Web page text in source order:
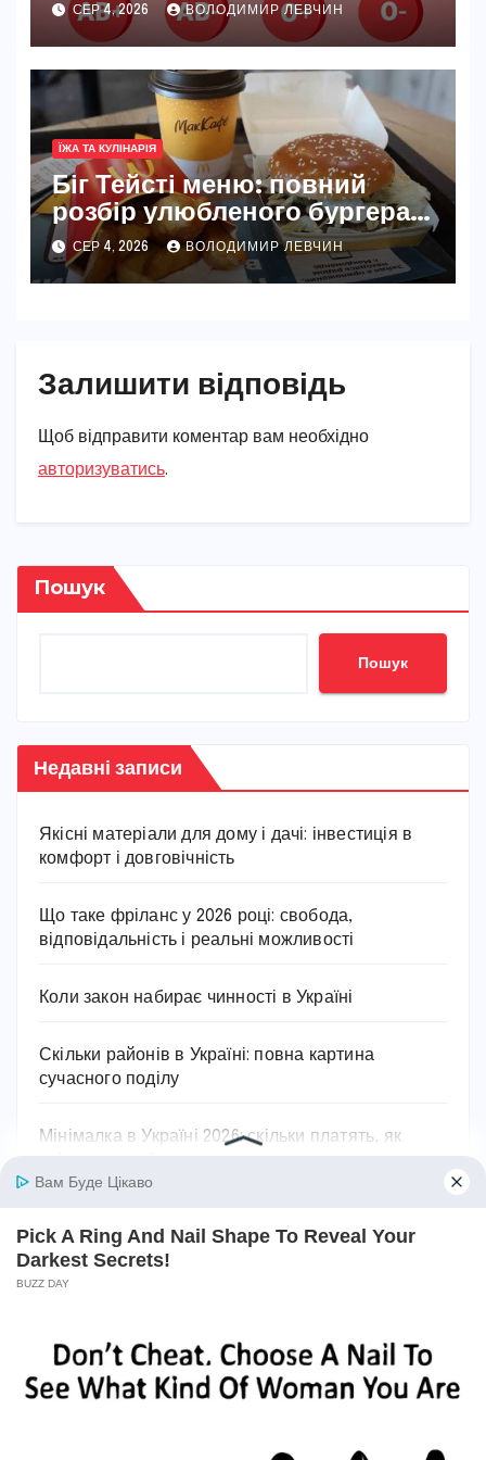
СЕР 4, 2026 ВОЛОДИМИР ЛЕВЧИН
ЇЖА ТА КУЛІНАРІЯ
Біг Тейсті меню: повний
розбір улюбленого бургера
McDonald’s
СЕР 4, 2026 ВОЛОДИМИР ЛЕВЧИН
Залишити відповідь
Щоб відправити коментар вам необхідно
авторизуватись.
Пошук
Пошук
Недавні записи
Якісні матеріали для дому і дачі: інвестиція в
комфорт і довговічність
Що таке фріланс у 2026 році: свобода,
відповідальність і реальні можливості
Коли закон набирає чинності в Україні
Скільки районів в Україні: повна картина
сучасного поділу
Мінімалка в Україні 2026: скільки платять, як
Останні коментарі
умовах: вичерпний посібник
МарiядоЯк проявляється цистит: основні